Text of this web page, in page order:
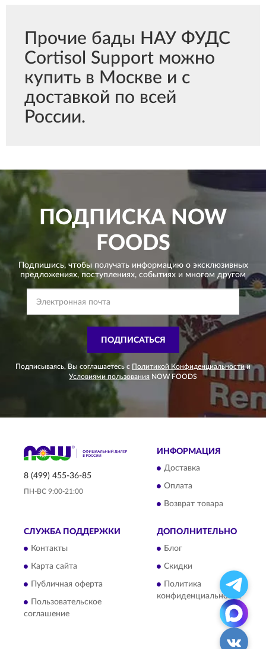
Прочие бады НАУ ФУДС
Cortisol Support можно
купить в Москве и с
доставкой по всей
России.
ПОДПИСКАNOW
FOODS
Подпишись, чтобы получать информацию о эксклюзивных
предложениях, поступлениях, событиях и многом другом
ПОДПИСАТЬСЯ
Подписываясь, Вы соглашаетесь с Политикой Конфиденциальности и
Условиями пользования NOW FOODS
8 (499) 455-36-85
ПН-ВС 9:00-21:00
ИНФОРМАЦИЯ
Доставка
Оплата
Возврат товара
СЛУЖБА ПОДДЕРЖКИ
Контакты
Карта сайта
Публичная оферта
Пользовательское
соглашение
ДОПОЛНИТЕЛЬНО
Блог
Скидки
Политика
конфиденциальности